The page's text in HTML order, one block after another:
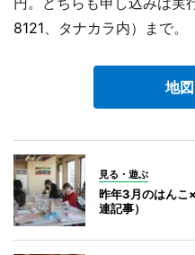
8121 、タナカラ内）まで。
地
見る・遊ぶ
昨年3月のはんこ
連記事）